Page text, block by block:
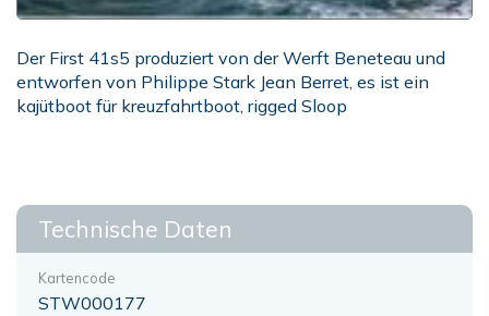
Der First 41s5 produziert von der Werft Beneteau und
entworfen von Philippe Stark Jean Berret, es ist ein
kajütboot für kreuzfahrtboot, rigged Sloop
Technische Daten
Kartencode
STW000177